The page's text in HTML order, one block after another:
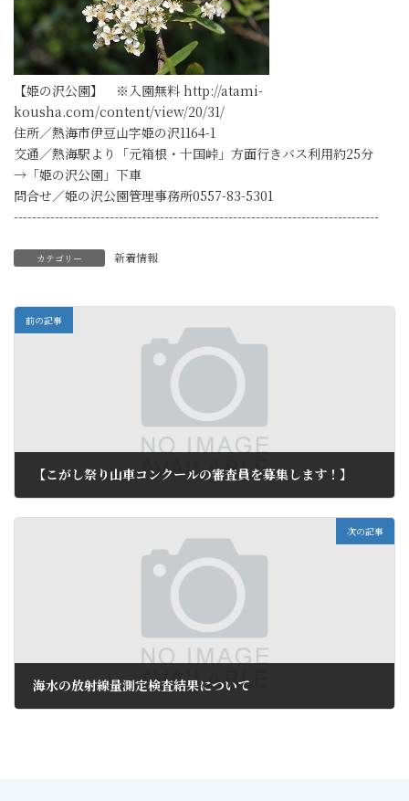
【姫の沢公園】 ※入園無料 http://atami-
kousha.com/content/view/20/31/
住所／熱海市伊豆山字姫の沢1164-1
交通／熱海駅より「元箱根・十国峠」方面行きバス利用約25分
→「姫の沢公園」下車
問合せ／姫の沢公園管理事務所0557-83-5301
--------------------------------------------------------------------------------
カテゴリー 新着情報
前の記事
【こがし祭り山車コンクールの審査員を募集します！】
次の記事
海水の放射線量測定検査結果について